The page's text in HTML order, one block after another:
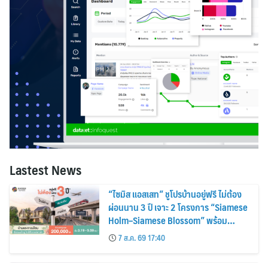
Lastest News
“ไซมิส แอสเสท” ชูโปรบ้านอยู่ฟรี ไม่ต้อง
ผ่อนนาน 3 ปี เจาะ 2 โครงการ “Siamese
Holm–Siamese Blossom” พร้อม
ส่วนลดและสิทธิพิเศษถึง 31 สิงหาคม
2569
7 ส.ค. 69 17:40